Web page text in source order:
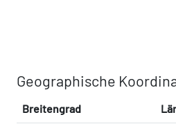
Geographische
Breitengrad